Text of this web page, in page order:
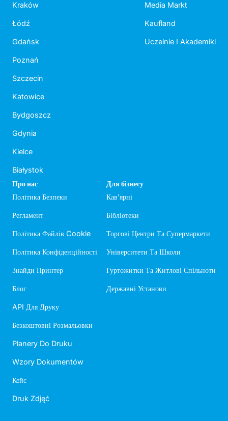
Kraków
Łódź
Gdańsk
Poznań
Szczecin
Katowice
Bydgoszcz
Gdynia
Kielce
Białystok
Media Markt
Kaufland
Uczelnie I Akademiki
Про нас
Політика Безпеки
Регламент
Політика Файлів Cookie
Політика Конфіденційності
Знайди Принтер
Блог
API Для Друку
Безкоштовні Розмальовки
Planery Do Druku
Wzory Dokumentów
Кейс
Druk Zdjęć
Для бізнесу
Кав'ярні
Бібліотеки
Торгові Центри Та Супермаркети
Університети Та Школи
Гуртожитки Та Житлові Спільноти
Державні Установи